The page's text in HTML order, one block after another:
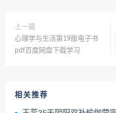
上一篇
心理学与生活第19版电子书
pdf百度网盘下载学习
相关推荐